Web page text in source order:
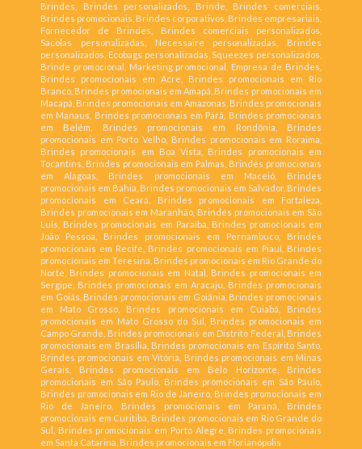
Brindes, Brindes personalizados, Brinde, Brindes comerciais,
Brindes promocionais, Brindes corporativos, Brindes empresariais,
Fornecedor de Brindes, Brindes comerciais personalizados,
Sacolas personalizadas, Necessaire personalizadas, Brindes
personalizados, Ecobags personalizadas, Squeezes personalizados,
Brinde promocional, Marketing promocional, Empresa de Brindes,
Brindes promocionais em Acre, Brindes promocionais em Rio
Branco, Brindes promocionais em Amapá, Brindes promocionais em
Macapá, Brindes promocionais em Amazonas, Brindes promocionais
em Manaus, Brindes promocionais em Pará, Brindes promocionais
em Belém, Brindes promocionais em Rondônia, Brindes
promocionais em Porto Velho, Brindes promocionais em Roraima,
Brindes promocionais em Boa Vista, Brindes promocionais em
Tocantins, Brindes promocionais em Palmas, Brindes promocionais
em Alagoas, Brindes promocionais em Maceió, Brindes
promocionais em Bahia, Brindes promocionais em Salvador, Brindes
promocionais em Ceará, Brindes promocionais em Fortaleza,
Brindes promocionais em Maranhão, Brindes promocionais em São
Luís, Brindes promocionais em Paraíba, Brindes promocionais em
João Pessoa, Brindes promocionais em Pernambuco, Brindes
promocionais em Recife, Brindes promocionais em Piauí, Brindes
promocionais em Teresina, Brindes promocionais em Rio Grande do
Norte, Brindes promocionais em Natal, Brindes promocionais em
Sergipe, Brindes promocionais em Aracaju, Brindes promocionais
em Goiás, Brindes promocionais em Goiânia, Brindes promocionais
em Mato Grosso, Brindes promocionais em Cuiabá, Brindes
promocionais em Mato Grosso do Sul, Brindes promocionais em
Campo Grande, Brindes promocionais em Distrito Federal, Brindes
promocionais em Brasília, Brindes promocionais em Espírito Santo,
Brindes promocionais em Vitória, Brindes promocionais em Minas
Gerais, Brindes promocionais em Belo Horizonte, Brindes
promocionais em São Paulo, Brindes promocionais em São Paulo,
Brindes promocionais em Rio de Janeiro, Brindes promocionais em
Rio de Janeiro, Brindes promocionais em Paraná, Brindes
promocionais em Curitiba, Brindes promocionais em Rio Grande do
Sul, Brindes promocionais em Porto Alegre, Brindes promocionais
em Santa Catarina, Brindes promocionais em Florianópolis